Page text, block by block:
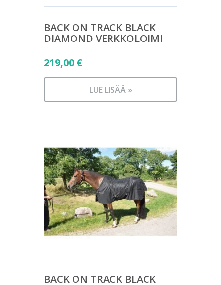
BACK ON TRACK BLACK
DIAMOND VERKKOLOIMI
219,00 €
LUE LISÄÄ »
BACK ON TRACK BLACK